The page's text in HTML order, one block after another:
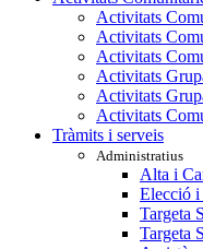
Activitats
Activitats
Activitats
Activitats
Activitats
Activitats
Tràmits i serveis
Administratius
Alta i
Elecció i
Targeta
Targeta